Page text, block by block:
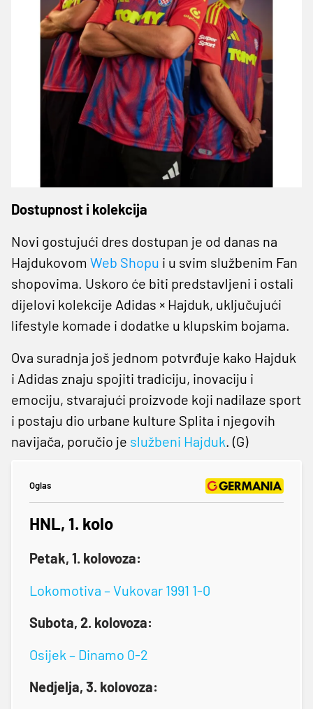
Dostupnost i kolekcija
Novi gostujući dres dostupan je od danas na
Hajdukovom Web Shopu i u svim službenim Fan
shopovima. Uskoro će biti predstavljeni i ostali
dijelovi kolekcije Adidas × Hajduk, uključujući
lifestyle komade i dodatke u klupskim bojama.
Ova suradnja još jednom potvrđuje kako Hajduk
i Adidas znaju spojiti tradiciju, inovaciju i
emociju, stvarajući proizvode koji nadilaze sport
i postaju dio urbane kulture Splita i njegovih
navijača, poručio je službeni Hajduk. (G)
Oglas
HNL, 1. kolo
Petak, 1. kolovoza:
Lokomotiva – Vukovar 1991 1-0
Subota, 2. kolovoza:
Osijek – Dinamo 0-2
Nedjelja, 3. kolovoza: